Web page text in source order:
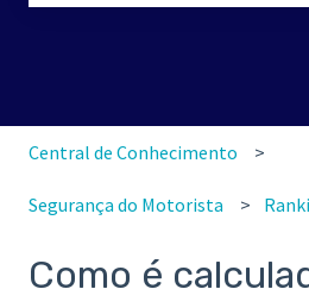
Central de Conhecimento
Segurança do Motorista
Como é